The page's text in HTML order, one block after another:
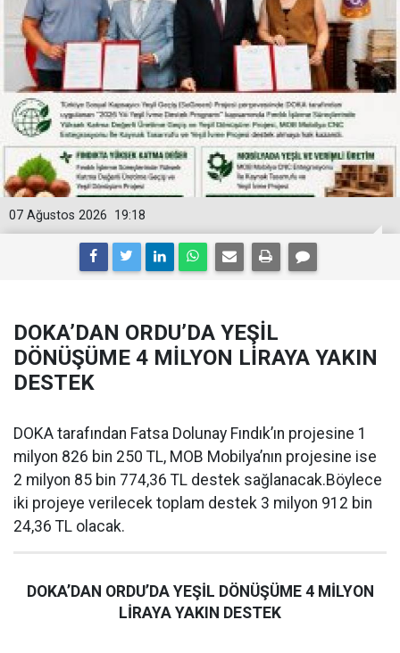
19:18
07 Ağustos 2026
DOKA’DAN ORDU’DA YEŞİL
DÖNÜŞÜME 4 MİLYON LİRAYA YAKIN
DESTEK
DOKA tarafından Fatsa Dolunay Fındık’ın projesine 1
milyon 826 bin 250 TL, MOB Mobilya’nın projesine ise
2 milyon 85 bin 774,36 TL destek sağlanacak.Böylece
iki projeye verilecek toplam destek 3 milyon 912 bin
24,36 TL olacak.
DOKA’DAN ORDU’DA YEŞİL DÖNÜŞÜME 4 MİLYON
LİRAYA YAKIN DESTEK